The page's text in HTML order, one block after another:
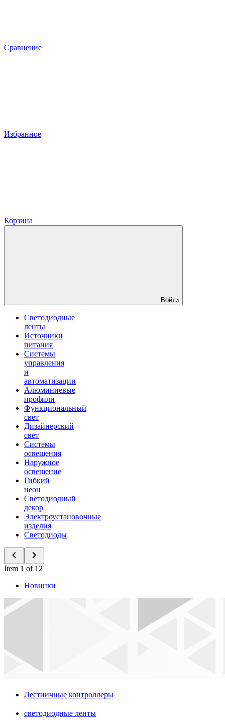
Сравнение
Избранное
Корзина
Войти
Светодиодные
ленты
Источники
питания
Системы
управления
и
автоматизации
Алюминиевые
профили
Функциональный
свет
Дизайнерский
свет
Системы
освещения
Наружное
освещение
Гибкий
неон
Светодиодный
декор
Электроустановочные
изделия
Светодиоды
Item 1 of 12
Новинки
Лестничные контроллеры
светодиодные ленты